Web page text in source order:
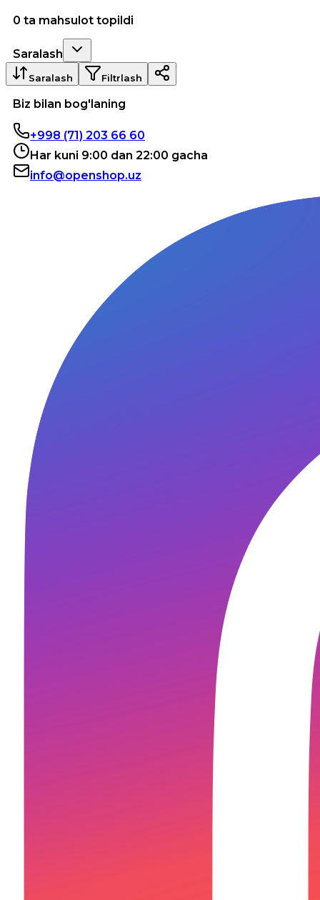
0 ta mahsulot topildi
Saralash
Saralash Filtrlash
Biz bilan bog'laning
+998 (71) 203 66 60
Har kuni 9:00 dan 22:00 gacha
info@openshop.uz